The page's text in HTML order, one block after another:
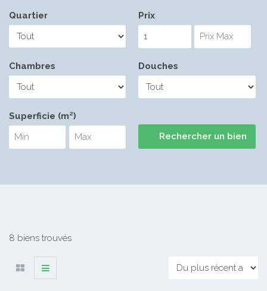
Quartier Prix
Chambres Douches
Superficie (m²)
8 biens trouvés